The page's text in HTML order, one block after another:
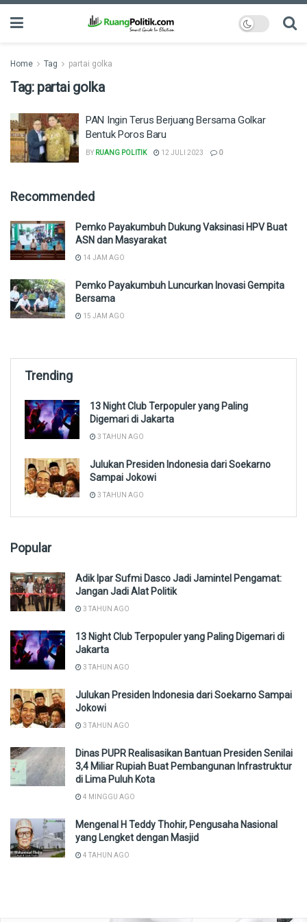
Home Tag partai golka
Tag: partai golka
PAN Ingin Terus Berjuang Bersama Golkar
Bentuk Poros Baru
BY RUANG POLITIK 12 JULI 2023 0
Recommended
Pemko Payakumbuh Dukung Vaksinasi HPV Buat
ASN dan Masyarakat
14 JAM AGO
Pemko Payakumbuh Luncurkan Inovasi Gempita
Bersama
15 JAM AGO
Trending
13 Night Club Terpopuler yang Paling
Digemari di Jakarta
3 TAHUN AGO
Julukan Presiden Indonesia dari Soekarno
Sampai Jokowi
3 TAHUN AGO
Popular
Adik Ipar Sufmi Dasco Jadi Jamintel Pengamat:
Jangan Jadi Alat Politik
3 TAHUN AGO
13 Night Club Terpopuler yang Paling Digemari di
Jakarta
3 TAHUN AGO
Julukan Presiden Indonesia dari Soekarno Sampai
Jokowi
3 TAHUN AGO
Dinas PUPR Realisasikan Bantuan Presiden Senilai
3,4 Miliar Rupiah Buat Pembangunan Infrastruktur
di Lima Puluh Kota
4 MINGGU AGO
Mengenal H Teddy Thohir, Pengusaha Nasional
yang Lengket dengan Masjid
4 TAHUN AGO